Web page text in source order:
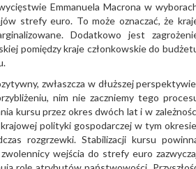
Emmanuela Macrona w
strefy euro. To może oznaczać, że
Dodatkowo jest
pomiędzy kraje członkowskie do
zwłaszcza w dłuższej
nim nie zaczniemy tego
kursu przez okres dwóch lat i w
polityki gospodarczej w tym
rozgrzewki. Stabilizacji kursu
wejścia do strefy euro